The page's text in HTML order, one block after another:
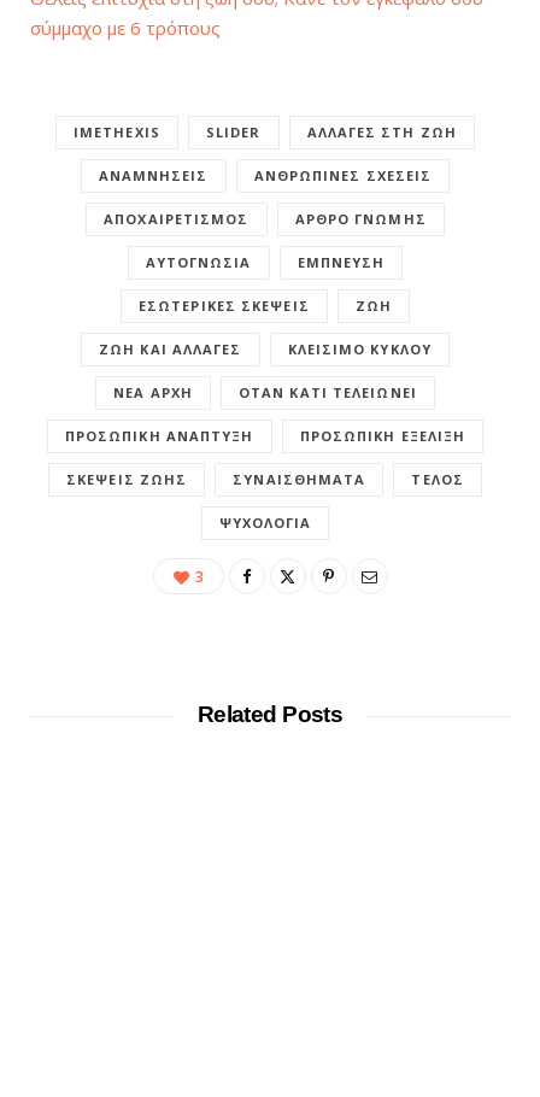
σύμμαχο με 6 τρόπους
IMETHEXIS SLIDER ΑΛΛΑΓΈΣ ΣΤΗ ΖΩΉ
ΑΝΑΜΝΉΣΕΙΣ ΑΝΘΡΏΠΙΝΕΣ ΣΧΈΣΕΙΣ
ΑΠΟΧΑΙΡΕΤΙΣΜΌΣ ΆΡΘΡΟ ΓΝΏΜΗΣ
ΑΥΤΟΓΝΩΣΊΑ ΈΜΠΝΕΥΣΗ
ΕΣΩΤΕΡΙΚΈΣ ΣΚΈΨΕΙΣ ΖΩΉ
ΖΩΉ ΚΑΙ ΑΛΛΑΓΈΣ ΚΛΕΊΣΙΜΟ ΚΎΚΛΟΥ
ΝΈΑ ΑΡΧΉ ΌΤΑΝ ΚΆΤΙ ΤΕΛΕΙΏΝΕΙ
ΠΡΟΣΩΠΙΚΉ ΑΝΆΠΤΥΞΗ ΠΡΟΣΩΠΙΚΉ ΕΞΈΛΙΞΗ
ΣΚΈΨΕΙΣ ΖΩΉΣ ΣΥΝΑΙΣΘΉΜΑΤΑ ΤΈΛΟΣ
ΨΥΧΟΛΟΓΊΑ
3
Related Posts